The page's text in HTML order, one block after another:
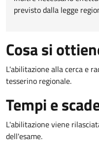
previsto dalla legge
Cosa si
L'abilitazione alla cerca e
tesserino regionale.
Tempi e
L'abilitazione viene
dell'esame.